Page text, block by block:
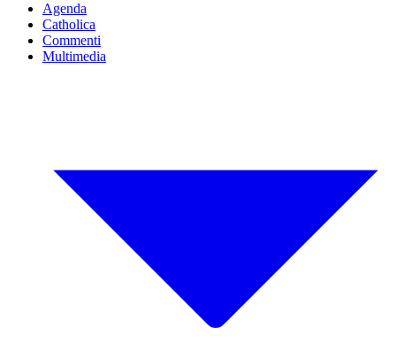
Agenda
Catholica
Commenti
Multimedia